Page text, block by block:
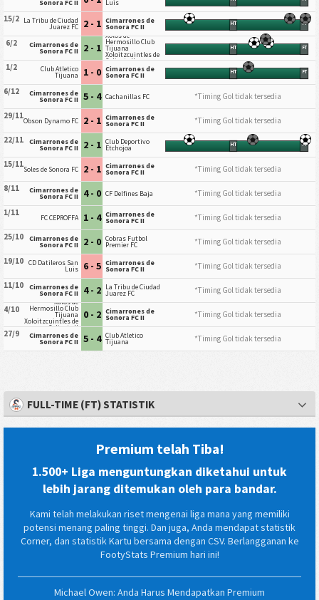
Sonora FC II Luis
15/2 La Tribu de Ciudad
Juarez FC 2 - 1 Cimarrones de
Sonora FC II HT FT
6/2 Cimarrones de
Sonora FC II 2 - 1
Xolos de
Hermosillo Club
Tijuana
Xoloitzcuintles de
Caliente II
HT FT
1/2 Club Atletico
Tijuana 1 - 0 Cimarrones de
Sonora FC II HT FT
6/12 Cimarrones de
Sonora FC II 5 - 4 Cachanillas FC
*Timing Gol tidak tersedia
29/11Obson Dynamo FC 2 - 1 Cimarrones de
Sonora FC II
*Timing Gol tidak tersedia
22/11
Cimarrones de
Sonora FC II 2 - 1 Club Deportivo
Etchojoa HT FT
15/11Soles de Sonora FC 2 - 1 Cimarrones de
Sonora FC II
*Timing Gol tidak tersedia
8/11
Cimarrones de
Sonora FC II 4 - 0 CF Delfines Baja
*Timing Gol tidak tersedia
1/11
FC CEPROFFA 1 - 4 Cimarrones de
Sonora FC II
*Timing Gol tidak tersedia
25/10
Cimarrones de
Sonora FC II 2 - 0 Cobras Futbol
Premier FC
*Timing Gol tidak tersedia
19/10 CD Datileros San
Luis 6 - 5 Cimarrones de
Sonora FC II
*Timing Gol tidak tersedia
11/10
Cimarrones de
Sonora FC II 4 - 2 La Tribu de Ciudad
Juarez FC
*Timing Gol tidak tersedia
4/10
Xolos de
Hermosillo Club
Tijuana
Xoloitzcuintles de
Caliente II
0 - 2 Cimarrones de
Sonora FC II
*Timing Gol tidak tersedia
27/9
Cimarrones de
Sonora FC II 5 - 4 Club Atletico
Tijuana *Timing Gol tidak tersedia
FULL-TIME (FT) STATISTIK
Premium telah Tiba!
1.500+ Liga menguntungkan diketahui untuk
lebih jarang ditemukan oleh para bandar.
Kami telah melakukan riset mengenai liga mana yang memiliki
potensi menang paling tinggi. Dan juga, Anda mendapat statistik
Corner, dan statistik Kartu bersama dengan CSV. Berlangganan ke
FootyStats Premium hari ini!
Michael Owen: Anda Harus Mendapatkan Premium